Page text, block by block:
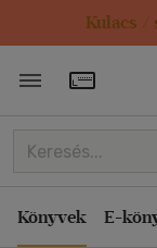
Kulacs /
Könyvek E-